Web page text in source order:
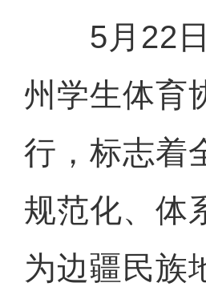
5月22日
州学生体育
行，标志着
规范化、体
为边疆民族